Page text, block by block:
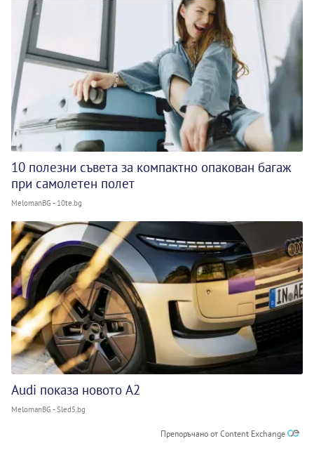
10 полезни съвета за компактно опакован багаж
при самолетен полет
MelomanBG - 10te.bg
Audi показа новото A2
MelomanBG - Sled5.bg
Препоръчано от Content Exchange